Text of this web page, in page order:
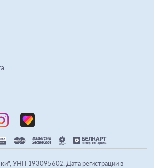
УНП 193095602. Дата регистрации в